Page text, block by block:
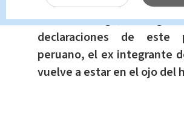
Sin embargo,
declaraciones de este
peruano, el ex integrante
vuelve a estar en el ojo del